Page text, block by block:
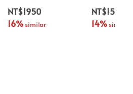
NT$1950
16% similar
NT$1500
14% similar